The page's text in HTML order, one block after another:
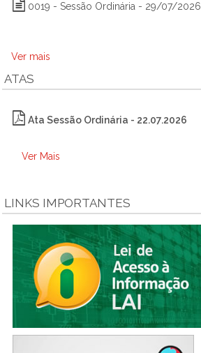
0019 - Sessão Ordinária - 29/07/2026
Ver mais
ATAS
Ata Sessão Ordinária - 22.07.2026
Ver Mais
LINKS IMPORTANTES